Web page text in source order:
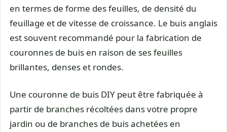
en termes de forme des feuilles, de densité du
feuillage et de vitesse de croissance. Le buis anglais
est souvent recommandé pour la fabrication de
couronnes de buis en raison de ses feuilles
brillantes, denses et rondes.
Une couronne de buis DIY peut être fabriquée à
partir de branches récoltées dans votre propre
jardin ou de branches de buis achetées en